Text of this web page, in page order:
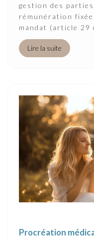
gestion des
rémunération
mandat (article 29
Lire la suite
Procréation